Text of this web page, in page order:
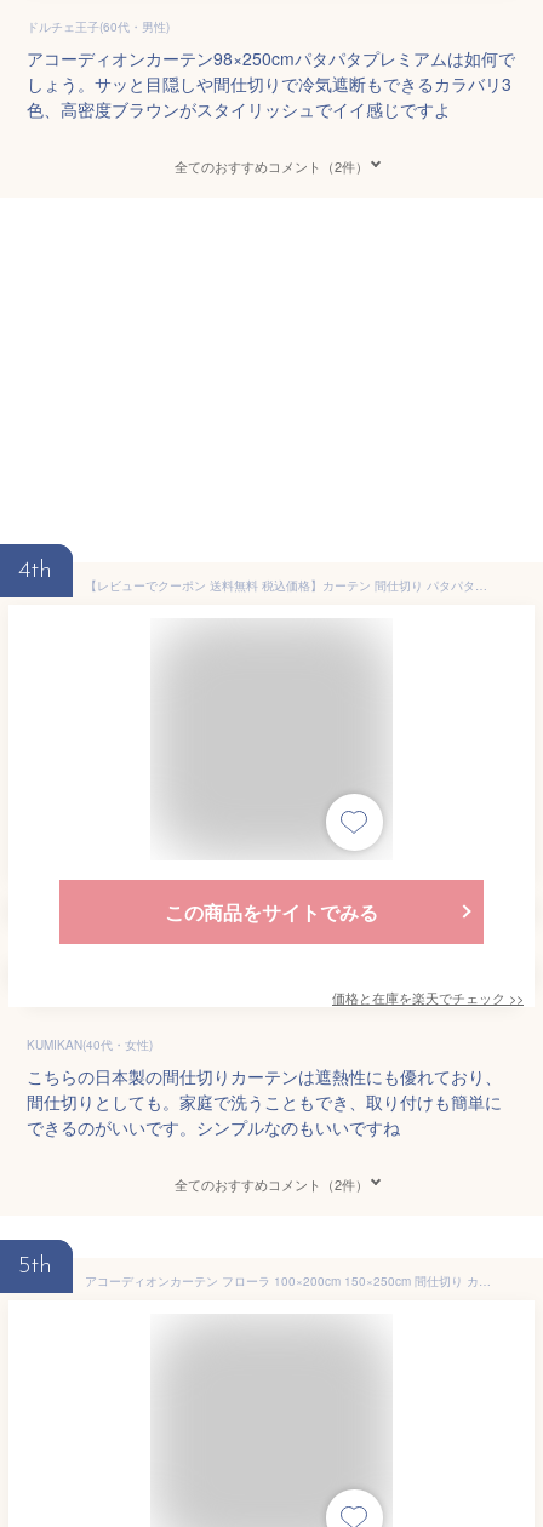
ドルチェ王子(60代・男性)
アコーディオンカーテン98×250cmパタパタプレミアムは如何で
しょう。サッと目隠しや間仕切りで冷気遮断もできるカラバリ3
色、高密度ブラウンがスタイリッシュでイイ感じですよ
全てのおすすめコメント（2件）
4th
【レビューでクーポン 送料無料 税込価格】カーテン 間仕切り パタパタカーテン アコーディオンカーテン 幅 95m × 丈 260cm 日本製 遮熱 ウォッシャブル
この商品をサイトでみる
価格と在庫を楽天でチェック >>
KUMIKAN(40代・女性)
こちらの日本製の間仕切りカーテンは遮熱性にも優れており、
間仕切りとしても。家庭で洗うこともでき、取り付けも簡単に
できるのがいいです。シンプルなのもいいですね
全てのおすすめコメント（2件）
5th
アコーディオンカーテン フローラ 100×200cm 150×250cm 間仕切り カーテン ロング のれん 花柄 おしゃれ ロング丈 暖簾 つっぱり パタパタ 目隠し 部屋 階段 玄関 リビング 遮熱 断熱 厚手 エコリエ 洗濯可 カット可 冷房 暖房 日本製 100cm幅 200cm丈 150cm幅 250cm丈